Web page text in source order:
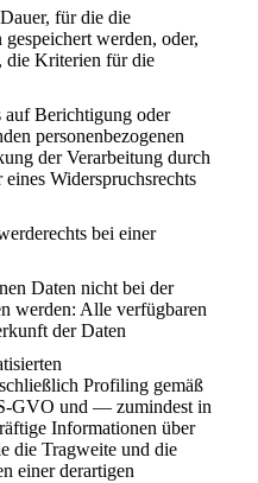
für die die
werden, oder,
die Kriterien für die
auf Berichtigung oder
personenbezogenen
der Verarbeitung durch
Widerspruchsrechts
bei einer
Daten nicht bei der
werden: Alle verfügbaren
der Daten
Profiling gemäß
GVO und — zumindest in
Informationen über
die Tragweite und die
einer derartigen